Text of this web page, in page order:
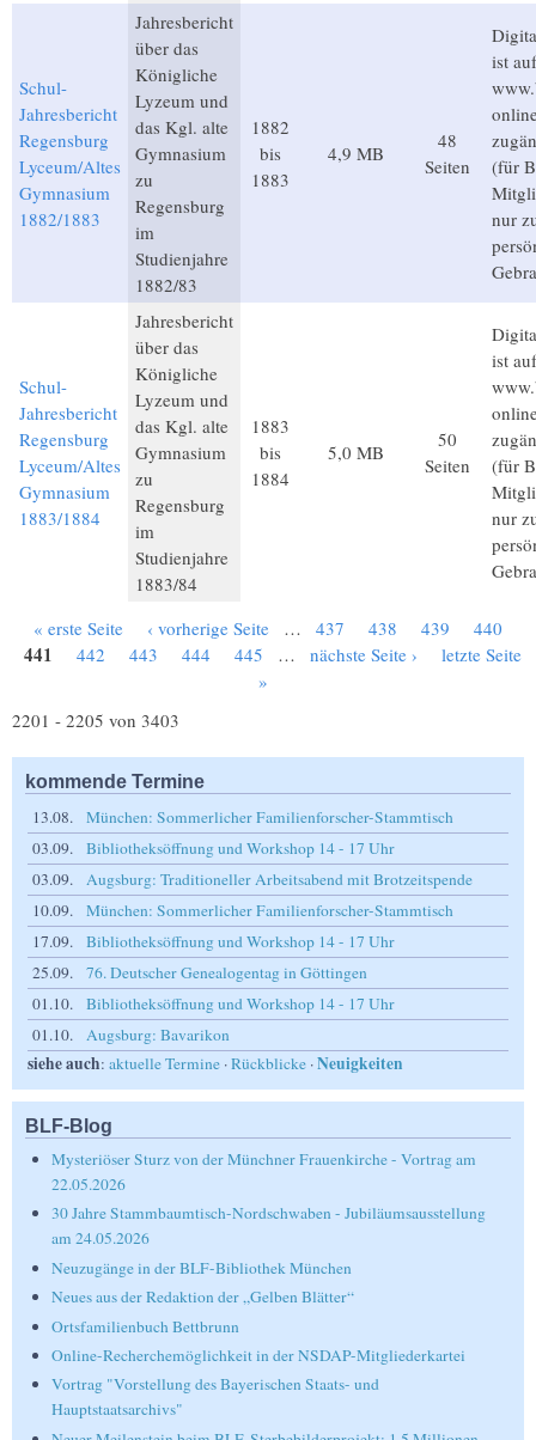
Schul-
Jahresbericht
Regensburg
Lyceum/Altes
Gymnasium
1882/1883
Jahresbericht
über das
Königliche
Lyzeum und
das Kgl. alte
Gymnasium
zu
Regensburg
im
Studienjahre
1882/83
1882
bis
1883
4,9 MB
48
Seiten
ist auf
(für
nur
Schul-
Jahresbericht
Regensburg
Lyceum/Altes
Gymnasium
1883/1884
Jahresbericht
über das
Königliche
Lyzeum und
das Kgl. alte
Gymnasium
zu
Regensburg
im
Studienjahre
1883/84
1883
bis
1884
5,0 MB
50
Seiten
ist auf
(für
nur
Seiten
« erste Seite ‹ vorherige Seite … 437 438 439 440
441 442 443 444 445 … nächste Seite ›
letzte Seite
»
2201 - 2205 von 3403
kommende Termine
13.08.
München: Sommerlicher Familienforscher-Stammtisch
03.09.
Bibliotheksöffnung und Workshop 14 - 17 Uhr
03.09.
Augsburg: Traditioneller Arbeitsabend mit Brotzeitspende
10.09.
München: Sommerlicher Familienforscher-Stammtisch
17.09.
Bibliotheksöffnung und Workshop 14 - 17 Uhr
25.09.
76. Deutscher Genealogentag in Göttingen
01.10.
Bibliotheksöffnung und Workshop 14 - 17 Uhr
01.10.
Augsburg: Bavarikon
siehe auch: aktuelle Termine ·Rückblicke ·Neuigkeiten
BLF-Blog
Mysteriöser Sturz von der Münchner Frauenkirche - Vortrag am
22.05.2026
30 Jahre Stammbaumtisch-Nordschwaben - Jubiläumsausstellung
am 24.05.2026
Neuzugänge in der BLF-Bibliothek München
Neues aus der Redaktion der „Gelben Blätter“
Ortsfamilienbuch Bettbrunn
Online-Recherchemöglichkeit in der NSDAP-Mitgliederkartei
Vortrag "Vorstellung des Bayerischen Staats- und
Hauptstaatsarchivs"